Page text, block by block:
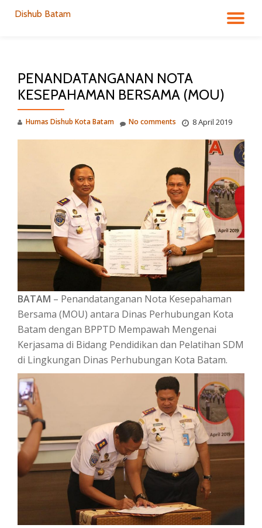
Dishub Batam
PENANDATANGANAN NOTA
KESEPAHAMAN BERSAMA (MOU)
Humas Dishub Kota Batam 8 April 2019
No comments
BATAM – Penandatanganan Nota Kesepahaman
Bersama (MOU) antara Dinas Perhubungan Kota
Batam dengan BPPTD Mempawah Mengenai
Kerjasama di Bidang Pendidikan dan Pelatihan SDM
di Lingkungan Dinas Perhubungan Kota Batam.